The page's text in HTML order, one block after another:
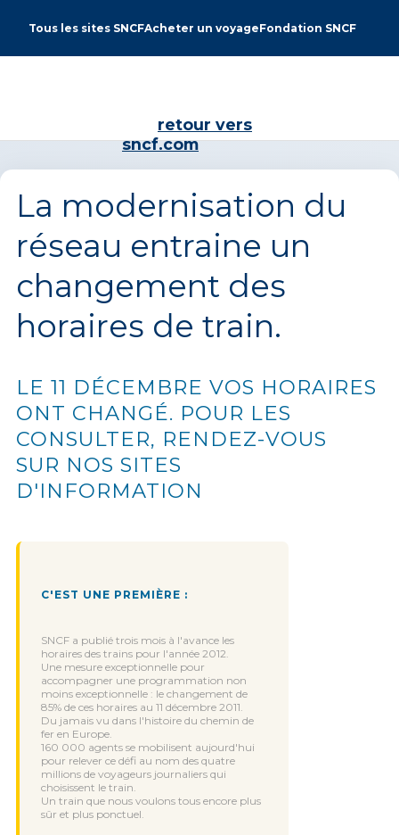
Tous les sites SNCFAcheter un voyageFondation SNCF
retour vers
sncf.com
La modernisation du
réseau entraine un
changement des
horaires de train.
LE 11 DÉCEMBRE VOS HORAIRES
ONT CHANGÉ. POUR LES
CONSULTER, RENDEZ-VOUS
SUR NOS SITES
D'INFORMATION
C'EST UNE PREMIÈRE :
SNCF a publié trois mois à l'avance les
horaires des trains pour l'année 2012.
Une mesure exceptionnelle pour
accompagner une programmation non
moins exceptionnelle : le changement de
85% de ces horaires au 11 décembre 2011.
Du jamais vu dans l'histoire du chemin de
fer en Europe.
160 000 agents se mobilisent aujourd'hui
pour relever ce défi au nom des quatre
millions de voyageurs journaliers qui
choisissent le train.
Un train que nous voulons tous encore plus
sûr et plus ponctuel.